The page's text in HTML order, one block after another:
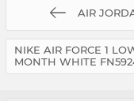
AIR
NIKE AIR FORCE 1
MONTH WHITE